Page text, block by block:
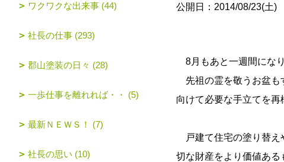
公開日：2014/08/23(土)
8月もあと一週間になり
先祖の霊を敬うお盆も
向けて必要な手立てを再
戸建て住宅の塗り替え
切な財産をより価値あ
ワクワクな出来事 (44)
社長の仕事 (293)
郡山塗装の日々 (28)
一歩仕事を離れれば・・ (5)
最新ＮＥＷＳ！ (7)
社長の思い (10)